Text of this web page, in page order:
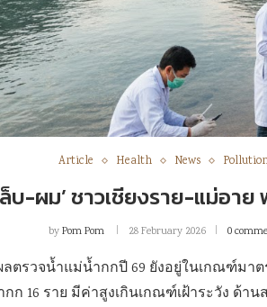
Article Health News
บ-ผม’ ชาวเชียงราย-แม่อาย
byPom Pom 28 February 2026 0
ตรวจน้ำแม่น้ำกกปี 69 ยังอยู่ในเกณฑ์มา
ก 16 ราย มีค่าสูงเกินเกณฑ์เฝ้าระวัง ด้า